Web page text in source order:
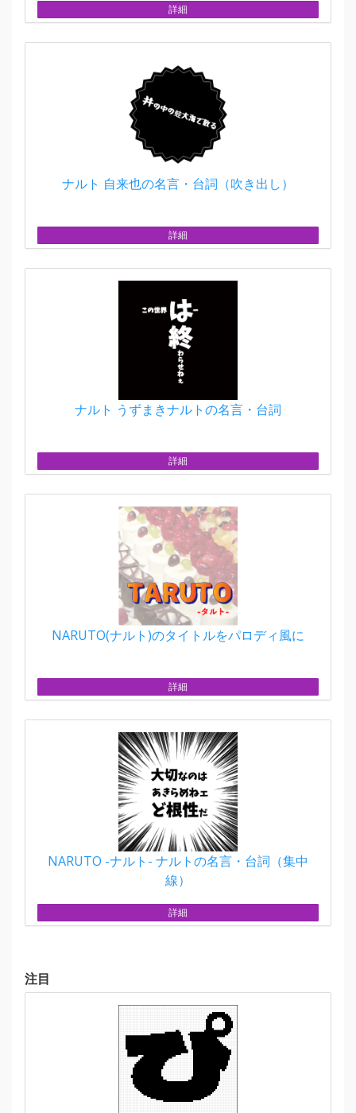
詳細
ナルト 自来也の名言・台詞（吹き出し）
詳細
ナルト うずまきナルトの名言・台詞
詳細
NARUTO(ナルト)のタイトルをパロディ風に
詳細
NARUTO -ナルト- ナルトの名言・台詞（集中
線）
詳細
注目